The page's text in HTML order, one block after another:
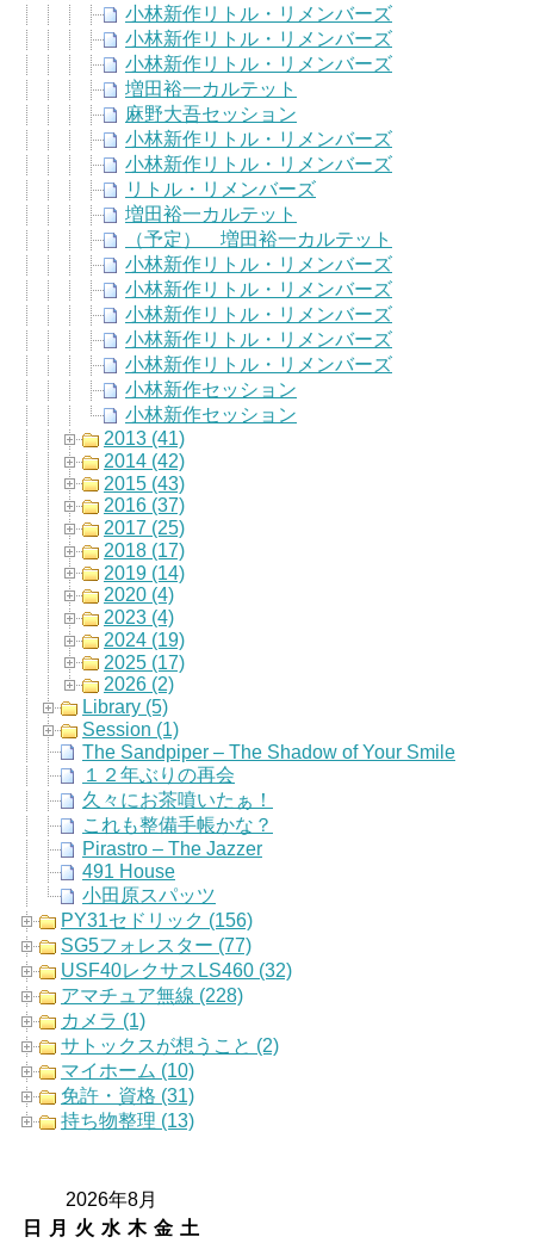
小林新作リトル・リメンバーズ
小林新作リトル・リメンバーズ
小林新作リトル・リメンバーズ
増田裕一カルテット
麻野大吾セッション
小林新作リトル・リメンバーズ
小林新作リトル・リメンバーズ
リトル・リメンバーズ
増田裕一カルテット
（予定） 増田裕一カルテット
小林新作リトル・リメンバーズ
小林新作リトル・リメンバーズ
小林新作リトル・リメンバーズ
小林新作リトル・リメンバーズ
小林新作リトル・リメンバーズ
小林新作セッション
小林新作セッション
2013 (41)
2014 (42)
2015 (43)
2016 (37)
2017 (25)
2018 (17)
2019 (14)
2020 (4)
2023 (4)
2024 (19)
2025 (17)
2026 (2)
Library (5)
Session (1)
The Sandpiper – The Shadow of Your Smile
１２年ぶりの再会
久々にお茶噴いたぁ！
これも整備手帳かな？
Pirastro – The Jazzer
491 House
小田原スパッツ
PY31セドリック (156)
SG5フォレスター (77)
USF40レクサスLS460 (32)
アマチュア無線 (228)
カメラ (1)
サトックスが想うこと (2)
マイホーム (10)
免許・資格 (31)
持ち物整理 (13)
2026年8月
日
月 火 水 木 金 土